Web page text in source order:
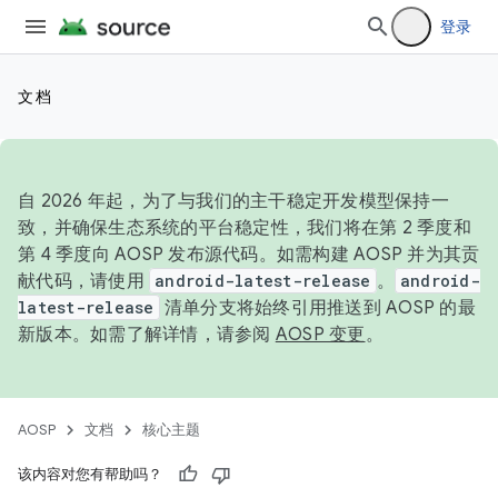
登录
文档
自 2026 年起，为了与我们的主干稳定开发模型保持一
致，并确保生态系统的平台稳定性，我们将在第 2 季度和
第 4 季度向 AOSP 发布源代码。如需构建 AOSP 并为其贡
献代码，请使用 android-latest-release 。
android-
latest-release 清单分支将始终引用推送到 AOSP 的最
新版本。如需了解详情，请参阅 AOSP 变更。
AOSP 文档 核心主题
该内容对您有帮助吗？